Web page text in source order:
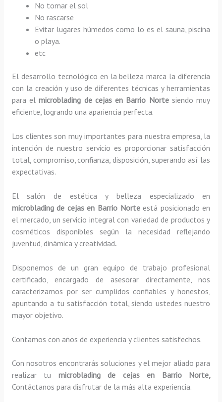
No tomar el sol
No rascarse
Evitar lugares húmedos como lo es el sauna, piscina
o playa.
etc
El desarrollo tecnológico en la belleza marca la diferencia
con la creación y uso de diferentes técnicas y herramientas
para elmicroblading de cejas en Barrio Nortesiendo muy
eficiente, logrando una apariencia perfecta.
Los clientes son muy importantes para nuestra empresa, la
intención de nuestro servicio es proporcionar satisfacción
total, compromiso, confianza, disposición, superando así las
expectativas.
El salón de estética y belleza especializado en
microblading de cejas en Barrio Norteestá posicionado en
el mercado, un servicio integral con variedad de productos y
cosméticos disponibles según la necesidad reflejando
juventud, dinámica y creatividad.
Disponemos de un gran equipo de trabajo profesional
certificado, encargado de asesorar directamente, nos
caracterizamos por ser cumplidos confiables y honestos,
apuntando a tu satisfacción total, siendo ustedes nuestro
mayor objetivo.
Contamos con años de experiencia y clientes satisfechos.
Con nosotros encontrarás soluciones y el mejor aliado para
realizar tu microblading de cejas en Barrio Norte,
Contáctanos para disfrutar de la más alta experiencia.